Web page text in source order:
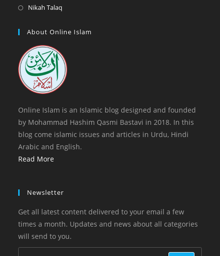
tab
tab
in
new
Nikah Talaq
a
tab
About Online Islam
Online Islam is an Islamic blog designed and founded
by Mohammad Hashim Qasmi Bastavi in 2018. In this
blog come islamic issues and articles in Urdu, Hindi
Arabic and English.
Read More
Newsletter
Get all latest content delivered to your email a few
times a month. Updates and news about all categories
will send to you.